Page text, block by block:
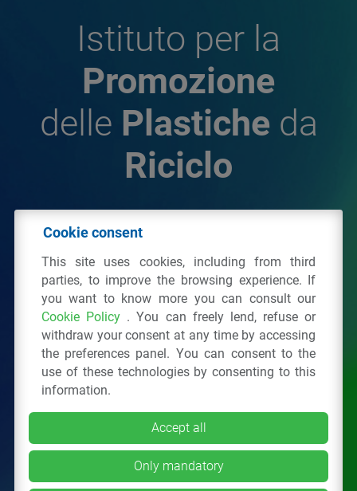
Istituto per la
Promozione
delle Plastiche da
Riciclo
© 2026 - IPPR Istituto per la Promozione delle
C.F. 97381090154
Via San Vittore 36 20123Milano(MI)
Tel.: 02 43928225.
All right reservedPrivacy Policy&Cookie
Cookie consent
This site uses cookies, including from third
parties, to improve the browsing experience. If
you want to know more you can consult our
Cookie Policy . You can freely lend, refuse or
withdraw your consent at any time by accessing
the preferences panel. You can consent to the
use of these technologies by consenting to this
information.
Accept all
Only mandatory